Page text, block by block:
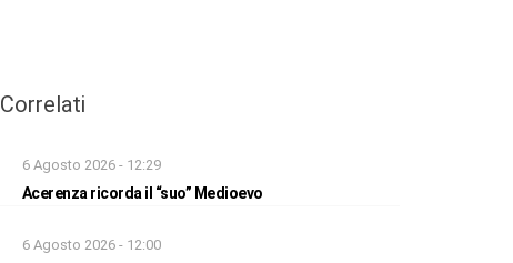
Correlati
6 Agosto 2026 - 12:29
Acerenza ricorda il “suo” Medioevo
6 Agosto 2026 - 12:00